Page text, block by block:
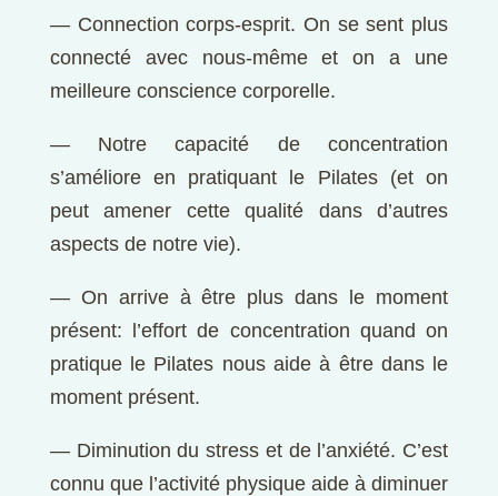
— Connection corps-esprit. On se sent plus
connecté avec nous-même et on a une
meilleure conscience corporelle.
— Notre capacité de concentration
s’améliore en pratiquant le Pilates (et on
peut amener cette qualité dans d’autres
aspects de notre vie).
— On arrive à être plus dans le moment
présent: l’effort de concentration quand on
pratique le Pilates nous aide à être dans le
moment présent.
— Diminution du stress et de l’anxiété. C’est
connu que l’activité physique aide à diminuer